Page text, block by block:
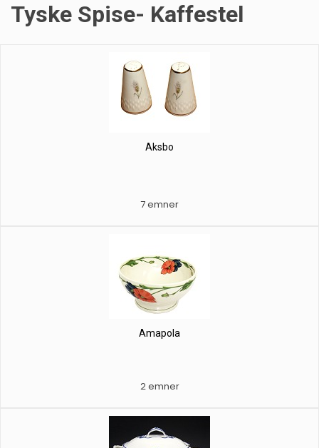
Tyske Spise- Kaffestel
Aksbo
7 emner
Amapola
2 emner